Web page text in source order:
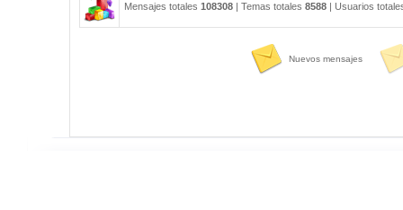
Mensajes totales 108308| Temas totales 8588| Usuarios
Nuevos mensajes